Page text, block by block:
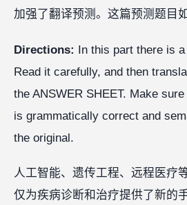
加强了翻译预测。这篇预测题目如
Directions: In this part there is
Read it carefully, and then
the ANSWER SHEET. Make
is grammatically correct and
the original.
人工智能、遗传工程、远程医疗
仅为疾病诊断和治疗提供了新的